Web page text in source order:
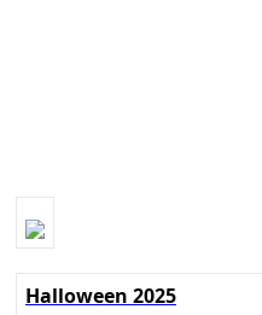
Halloween 2025